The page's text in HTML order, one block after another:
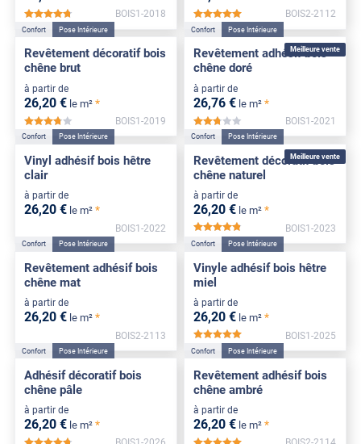
*****
BOIS1-2018 BOIS2-2112
Confort Pose Intérieure
Revêtement décoratif bois
chêne brut
à partir de
26,20 € le m² *
*****
BOIS1-2019
Meilleure vente
Confort Pose Intérieure
Revêtement adhésif bois
chêne doré
à partir de
26,76 € le m² *
*****
BOIS1-2021
Confort Pose Intérieure
Vinyl adhésif bois hêtre
clair
à partir de
26,20 € le m² *
BOIS1-2022
Meilleure vente
Confort Pose Intérieure
Revêtement décoratif bois
chêne naturel
à partir de
26,20 € le m² *
BOIS1-2023
Confort Pose Intérieure
Revêtement adhésif bois
chêne mat
à partir de
26,20 € le m² *
BOIS2-2113
Confort Pose Intérieure
Vinyle adhésif bois hêtre
miel
à partir de
26,20 € le m² *
BOIS1-2025
Confort Pose Intérieure
Adhésif décoratif bois
chêne pâle
à partir de
26,20 € le m² *
Confort Pose Intérieure
Revêtement adhésif bois
chêne ambré
à partir de
26,20 € le m² *